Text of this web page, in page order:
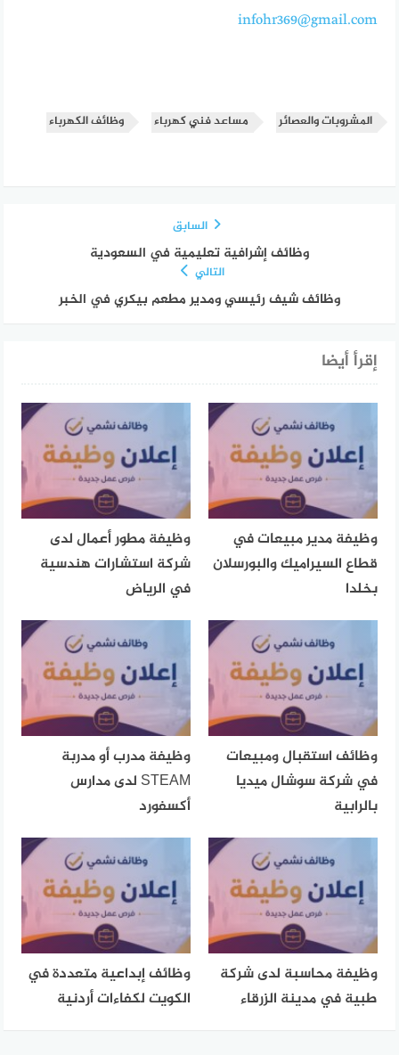
infohr369@gmail.com
المشروبات والعصائر مساعد فني كهرباء وظائف الكهرباء
السابق
وظائف إشرافية تعليمية في السعودية
التالي
وظائف شيف رئيسي ومدير مطعم بيكري في الخبر
إقرأ أيضا
وظيفة مدير مبيعات في
قطاع السيراميك والبورسلان
بخلدا
وظيفة مطور أعمال لدى
شركة استشارات هندسية
في الرياض
وظائف استقبال ومبيعات
في شركة سوشال ميديا
بالرابية
وظيفة مدرب أو مدربة
STEAM لدى مدارس
أكسفورد
وظيفة محاسبة لدى شركة
طبية في مدينة الزرقاء
وظائف إبداعية متعددة في
الكويت لكفاءات أردنية